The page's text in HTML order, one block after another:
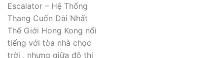
Escalator – Hệ Thống
Thang Cuốn Dài Nhất
Thế Giới Hong Kong nổi
tiếng với tòa nhà chọc
trời , nhưng giữa đô thị